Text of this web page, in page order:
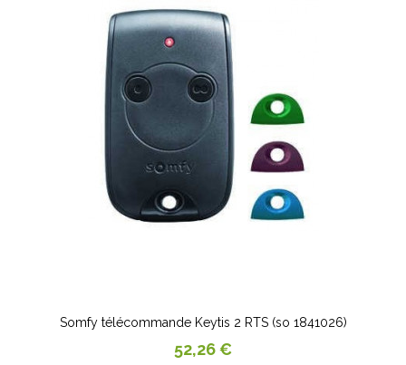
Somfy télécommande Keytis 2 RTS (so 1841026)
Prix
52,26 €